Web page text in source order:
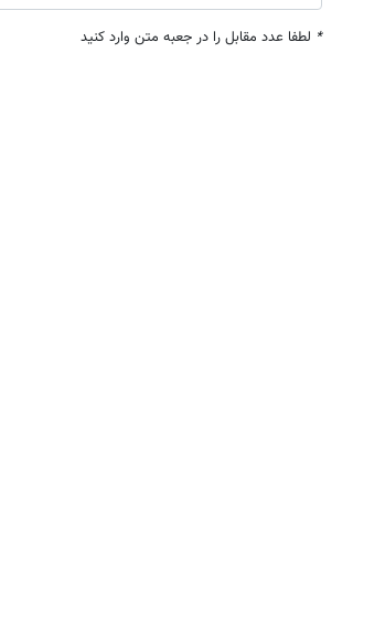
* لطفا عدد مقابل را در جعبه متن وارد کنید